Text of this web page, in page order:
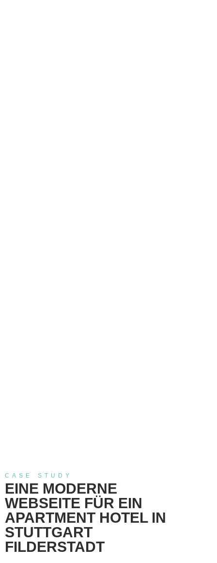
CASE STUDY
EINE MODERNE
WEBSEITE FÜR EIN
APARTMENT HOTEL IN
STUTTGART
FILDERSTADT